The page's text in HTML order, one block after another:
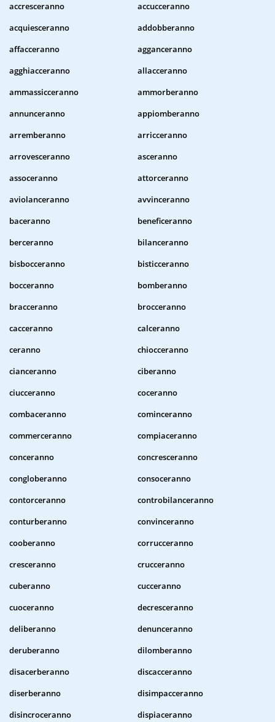
accresceranno
accucceranno
acquiesceranno
addobberanno
affacceranno
agganceranno
agghiacceranno
allacceranno
ammassicceranno
ammorberanno
annunceranno
appiomberanno
arremberanno
arricceranno
arrovesceranno
asceranno
assoceranno
attorceranno
aviolanceranno
avvinceranno
baceranno
beneficeranno
berceranno
bilanceranno
bisbocceranno
bisticceranno
bocceranno
bomberanno
bracceranno
brocceranno
cacceranno
calceranno
ceranno
chiocceranno
cianceranno
ciberanno
ciucceranno
coceranno
combaceranno
cominceranno
commerceranno
compiaceranno
conceranno
concresceranno
congloberanno
consoceranno
contorceranno
controbilanceranno
conturberanno
convinceranno
cooberanno
corrucceranno
cresceranno
crucceranno
cuberanno
cucceranno
cuoceranno
decresceranno
deliberanno
denunceranno
deruberanno
dilomberanno
disacerberanno
discacceranno
diserberanno
disimpacceranno
disincroceranno
dispiaceranno